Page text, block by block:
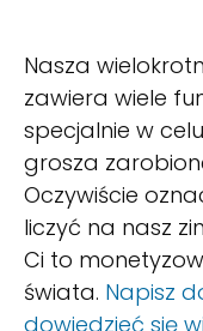
Nasza
zawiera wiele
specjalnie w
grosza
Oczywiście
liczyć na nasz
Ci to
świata. Napisz
dowiedzieć się